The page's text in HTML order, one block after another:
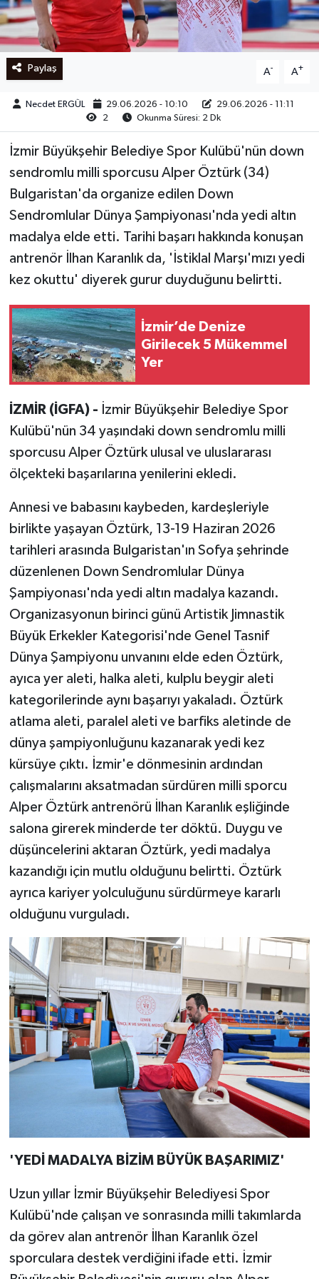
Paylaş A- A+
Necdet ERGÜL 29.06.2026 - 10:10
29.06.2026 - 11:11
2
Okunma Süresi: 2 Dk
İzmir Büyükşehir Belediye Spor Kulübü'nün down
sendromlu milli sporcusu Alper Öztürk (34)
Bulgaristan'da organize edilen Down
Sendromlular Dünya Şampiyonası'nda yedi altın
madalya elde etti. Tarihi başarı hakkında konuşan
antrenör İlhan Karanlık da, 'İstiklal Marşı'mızı yedi
kez okuttu' diyerek gurur duyduğunu belirtti.
İzmir’de Denize
Girilecek 5 Mükemmel
Yer
İZMİR (İGFA) - İzmir Büyükşehir Belediye Spor
Kulübü'nün 34 yaşındaki down sendromlu milli
sporcusu Alper Öztürk ulusal ve uluslararası
ölçekteki başarılarına yenilerini ekledi.
Annesi ve babasını kaybeden, kardeşleriyle
birlikte yaşayan Öztürk, 13-19 Haziran 2026
tarihleri arasında Bulgaristan'ın Sofya şehrinde
düzenlenen Down Sendromlular Dünya
Şampiyonası'nda yedi altın madalya kazandı.
Organizasyonun birinci günü Artistik Jimnastik
Büyük Erkekler Kategorisi'nde Genel Tasnif
Dünya Şampiyonu unvanını elde eden Öztürk,
ayıca yer aleti, halka aleti, kulplu beygir aleti
kategorilerinde aynı başarıyı yakaladı. Öztürk
atlama aleti, paralel aleti ve barfiks aletinde de
dünya şampiyonluğunu kazanarak yedi kez
kürsüye çıktı. İzmir'e dönmesinin ardından
çalışmalarını aksatmadan sürdüren milli sporcu
Alper Öztürk antrenörü İlhan Karanlık eşliğinde
salona girerek minderde ter döktü. Duygu ve
düşüncelerini aktaran Öztürk, yedi madalya
kazandığı için mutlu olduğunu belirtti. Öztürk
ayrıca kariyer yolculuğunu sürdürmeye kararlı
olduğunu vurguladı.
'YEDİ MADALYA BİZİM BÜYÜK BAŞARIMIZ'
Uzun yıllar İzmir Büyükşehir Belediyesi Spor
Kulübü'nde çalışan ve sonrasında milli takımlarda
da görev alan antrenör İlhan Karanlık özel
sporculara destek verdiğini ifade etti. İzmir
Ege
İzmir
İletişim
Künye
Yerel